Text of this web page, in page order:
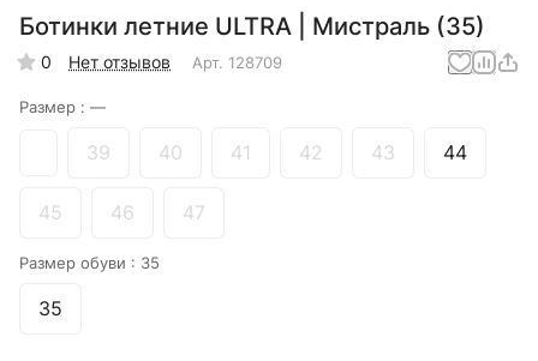
Ботинки летние ULTRA | Мистраль (35)
0 Нет отзывов Арт. 128709
Размер : —
39 40 41 42 43 44
45 46 47
Размер обуви : 35
35